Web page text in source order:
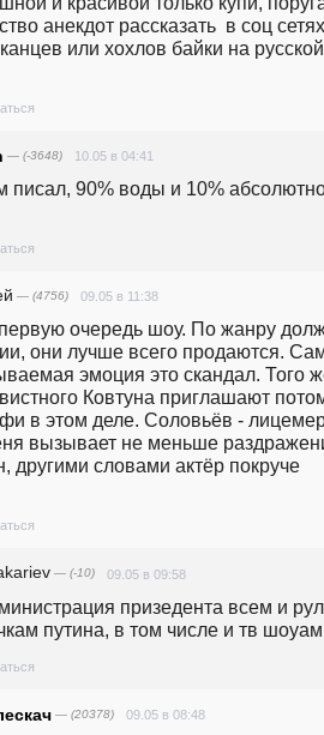
анекдот рассказать  в соц
или хохлов байки на русской
— (-3648) 10.05 в 04:41
писал, 90% воды и 10%
— (4756) 09.05 в 11:38
очередь шоу. По жанру
они лучше всего продаются.
эмоция это скандал. Того
Ковтуна приглашают
в этом деле. Соловьёв -
вызывает не меньше
другими словами актёр покруче
— (-10) 09.05 в 09:58
призедента всем и
путина, в том числе и тв
— (20378) 09.05 в 08:48